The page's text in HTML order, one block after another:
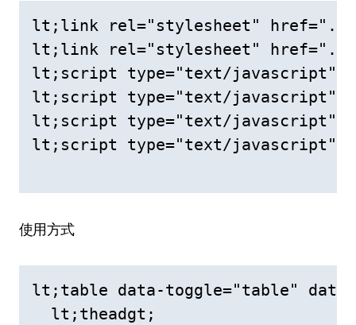
lt;link rel="stylesheet" href="../
lt;link rel="stylesheet" href="../
lt;script type="text/javascript"
lt;script type="text/javascript"
lt;script type="text/javascript"
lt;script type="text/javascript"
使用方式
lt;table data-toggle="table"
  lt;theadgt;